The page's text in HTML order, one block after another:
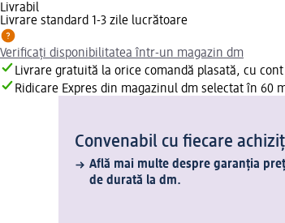
Livrabil
Livrare standard 1-3 zile lucrătoare
Verificați disponibilitatea într-un magazin dm
Livrare gratuită la orice comandă plasată, cu
Ridicare Expres din magazinul dm selectat în 60
Convenabil cu fiecare
Află mai multe despre garanția
de durată la dm.